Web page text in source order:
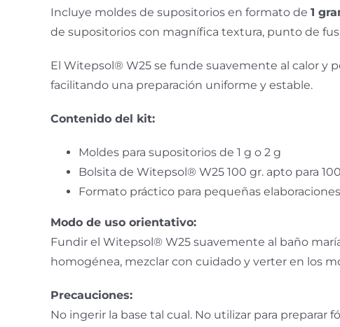
Incluye moldes de supositorios en formato de 1
de supositorios con magnífica textura, punto de
El Witepsol® W25 se funde suavemente al calor y
facilitando una preparación uniforme y estable.
Contenido del kit:
Moldes para supositorios de 1 g o 2 g
Bolsita de Witepsol® W25 100 gr. apto para
Formato práctico para pequeñas
Modo de uso orientativo:
Fundir el Witepsol® W25 suavemente al baño
homogénea, mezclar con cuidado y verter en los
Precauciones:
No ingerir la base tal cual. No utilizar para